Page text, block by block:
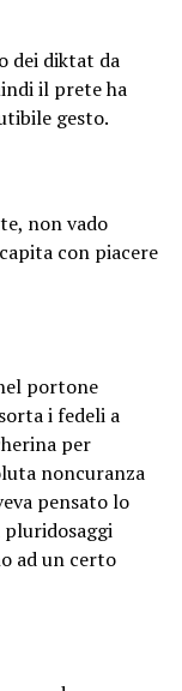
dei diktat da
il prete ha
gesto.
non vado
con piacere
portone
i fedeli a
per
noncuranza
pensato lo
ad un certo